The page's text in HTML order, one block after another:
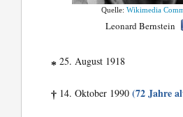
Quelle:Wikimedia
Leonard Bernstein
* 25. August 1918
† 14. Oktober 1990(72 Jahre